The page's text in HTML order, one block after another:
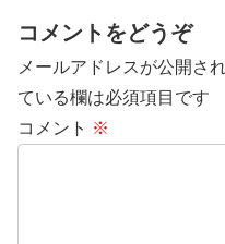
コメントをどうぞ
メールアドレスが公開さ
ている欄は必須項目です
コメント ※